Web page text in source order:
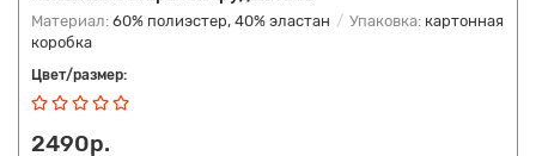
Материал: 60% полиэстер, 40% эластан Упаковка: картонная
коробка
Цвет/размер:
2490р.